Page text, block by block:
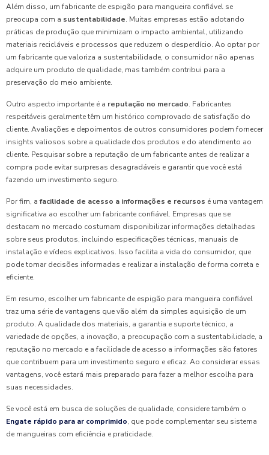
Além disso, um fabricante de espigão para mangueira confiável se
preocupa com a sustentabilidade. Muitas empresas estão adotando
práticas de produção que minimizam o impacto ambiental, utilizando
materiais recicláveis e processos que reduzem o desperdício. Ao optar por
um fabricante que valoriza a sustentabilidade, o consumidor não apenas
adquire um produto de qualidade, mas também contribui para a
preservação do meio ambiente.
Outro aspecto importante é a reputação no mercado. Fabricantes
respeitáveis geralmente têm um histórico comprovado de satisfação do
cliente. Avaliações e depoimentos de outros consumidores podem fornecer
insights valiosos sobre a qualidade dos produtos e do atendimento ao
cliente. Pesquisar sobre a reputação de um fabricante antes de realizar a
compra pode evitar surpresas desagradáveis e garantir que você está
fazendo um investimento seguro.
Por fim, afacilidade de acesso a informações e recursos é uma vantagem
significativa ao escolher um fabricante confiável. Empresas que se
destacam no mercado costumam disponibilizar informações detalhadas
sobre seus produtos, incluindo especificações técnicas, manuais de
instalação e vídeos explicativos. Isso facilita a vida do consumidor, que
pode tomar decisões informadas e realizar a instalação de forma correta e
eficiente.
Em resumo, escolher um fabricante de espigão para mangueira confiável
traz uma série de vantagens que vão além da simples aquisição de um
produto. A qualidade dos materiais, a garantia e suporte técnico, a
variedade de opções, a inovação, a preocupação com a sustentabilidade, a
reputação no mercado e a facilidade de acesso a informações são fatores
que contribuem para um investimento seguro e eficaz. Ao considerar essas
vantagens, você estará mais preparado para fazer a melhor escolha para
suas necessidades.
Se você está em busca de soluções de qualidade, considere também o
Engate rápido para ar comprimido, que pode complementar seu sistema
de mangueiras com eficiência e praticidade.